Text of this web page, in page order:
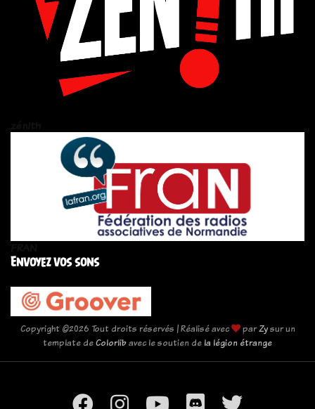
Envoyez vos sons
Copyright ©2026 Tout droits réservés | Réalisé avec parZysur un
template deColorlibavec le soutien de la légion étrange